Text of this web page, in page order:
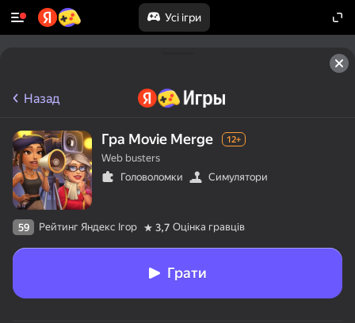
Усі ігри
Назад
Гра Movie Merge 12+
Web busters
Головоломки
Симулятори
59 Рейтинг Яндекс Ігор 3,7 Оцінка гравців
Грати